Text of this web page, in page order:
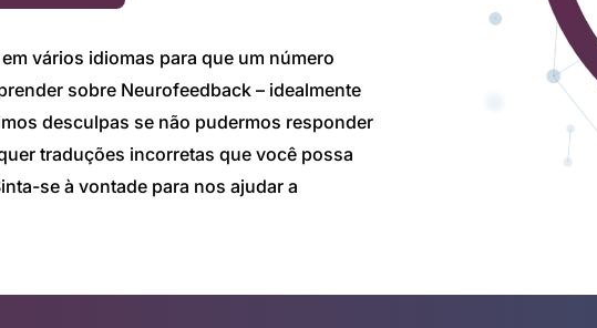
vários idiomas para que um número
sobre Neurofeedback – idealmente
desculpas se não pudermos responder
traduções incorretas que você possa
se à vontade para nos ajudar a